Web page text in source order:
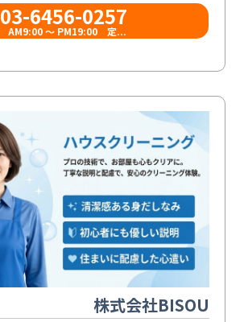
03-6456-0257
AM9:00 ～ PM19:00 定...
株式会社BISOU